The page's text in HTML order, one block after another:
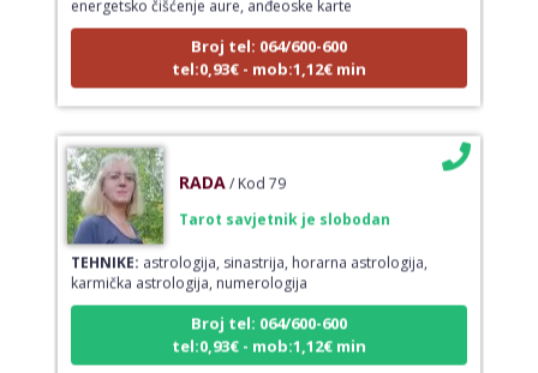
Broj tel: 064/600-600
tel:0,93€ - mob:1,12€ min
TEHNIKE:astrologija, sinastrija, horarna astrologija,
karmička astrologija, numerologija
Broj tel: 064/600-600
tel:0,93€ - mob:1,12€ min